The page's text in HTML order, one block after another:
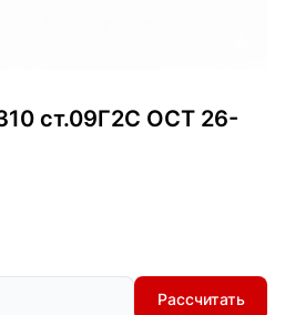
ст.09Г2С ОСТ 26-
Рассчитать